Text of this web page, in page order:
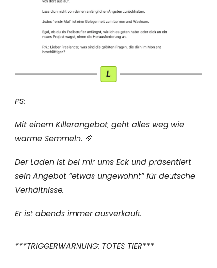
PS:
Mit einem Killerangebot, geht alles weg wie
warme Semmeln. 🥖
Der Laden ist bei mir ums Eck und präsentiert
sein Angebot “etwas ungewohnt” für deutsche
Verhältnisse.
Er ist abends immer ausverkauft.
***TRIGGERWARNUNG: TOTES TIER***